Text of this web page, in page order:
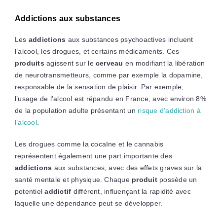
Addictions aux substances
Les addictions aux substances psychoactives incluent
l’alcool, les drogues, et certains médicaments. Ces
produits agissent sur le cerveau en modifiant la libération
de neurotransmetteurs, comme par exemple la dopamine,
responsable de la sensation de plaisir. Par exemple,
l’usage de l’alcool est répandu en France, avec environ 8%
de la population adulte présentant un risque d’addiction à
l’alcool.
Les drogues comme la cocaïne et le cannabis
représentent également une part importante des
addictions aux substances, avec des effets graves sur la
santé mentale et physique. Chaque produitpossède un
potentieladdictif différent, influençant la rapidité avec
laquelle une dépendance peut se développer.